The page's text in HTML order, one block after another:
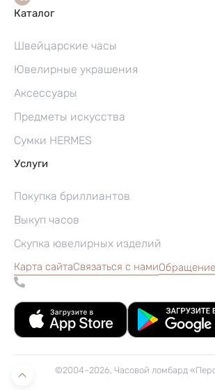
Каталог
Швейцарские часы
Ювелирные украшения
Аксессуары
Предметы искусства
Сумки HERMES
Услуги
Покупка бриллиантов
Выкуп часов
Скупка ювелирных изделий
Карта сайтаСвязаться с нами
©2004–2026, Часовой ломбард